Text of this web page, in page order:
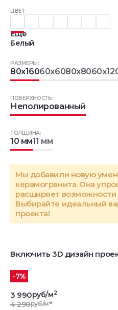
ЦВЕТ:
Еще
Белый
РАЗМЕРЫ:
80x16060x6080x80
ТОЛЩИНА:
10 мм11 мм
ПОВЕРХНОСТЬ:
Неполированный
Мы добавили новую
керамогранита. Она
расширяет возможности
Выбирайте идеальный
проекта!
Включить 3D дизайн
-7%
3 990руб/м2
4 290руб/м2